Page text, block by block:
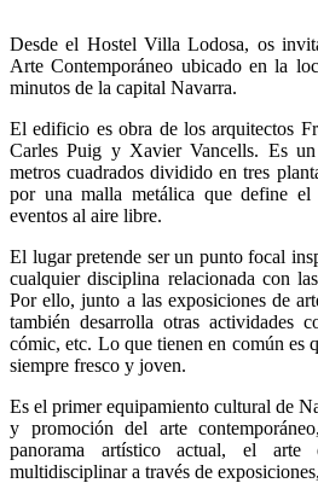
Desde el Hostel Villa Lodosa, os
Arte Contemporáneo ubicado en la
minutos de la capital Navarra.
Eledificio esobra de los arquitectos
Carles Puig y Xavier Vancells. Es un
metros cuadrados dividido entres
por una malla metálica quedefine el
eventos al aire libre.
El lugarpretende serun punto focal
cualquier disciplina relacionada con
Porello,junto a las exposiciones de
también desarrolla otras actividades
cómic, etc. Lo quetienen en común es
siempre fresco y joven.
Es el primerequipamiento cultural de
y promoción del arte con
panorama artísticoactual, el arte
multidisciplinar a través de